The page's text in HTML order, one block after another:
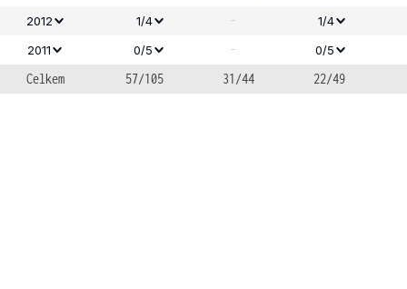
2012
1/4 -
1/4
2011
0/5 - 0/5
Celkem 57/105 31/44 22/49